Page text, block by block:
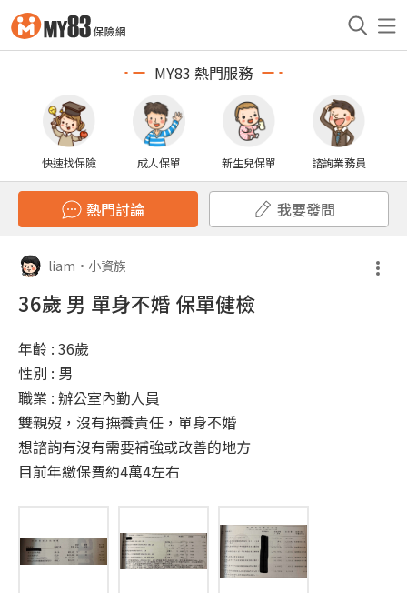
MY83 熱門服務
快速找保險 成人保單 新生兒保單 諮詢業務員
熱門討論 我要發問
liam • 小資族
36歲 男 單身不婚 保單健檢
年齡 : 36歲
性別 : 男
職業 : 辦公室內勤人員
雙親歿，沒有撫養責任，單身不婚
想諮詢有沒有需要補強或改善的地方
目前年繳保費約4萬4左右